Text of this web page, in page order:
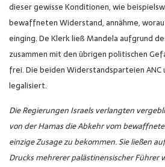
dieser gewisse Konditionen, wie
bewaffneten Widerstand, annähme,
einging. De Klerk ließ Mandela aufgrund
zusammen mit den übrigen politischen
frei. Die beiden Widerstandsparteien ANC
legalisiert.
Die Regierungen Israels verlangten
von der Hamas die Abkehr vom
einzige Zusage zu bekommen. Sie ließen
Drucks mehrerer palästinensischer Führer